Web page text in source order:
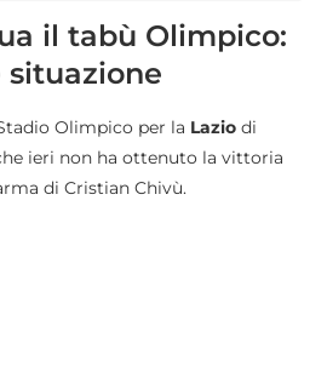
il tabù Olimpico:
situazione
Olimpico per la Lazio di
ieri non ha ottenuto la vittoria
di Cristian Chivù.